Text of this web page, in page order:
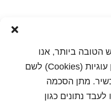
הטובה ביותר, אנו
משתמשים בטכנולוגיות כגון עוגיות (Cookies) לשם
מתן הסכמה
נתונים כגון
שלח לחבר
כל הזכויות שמורות לשראל 2018 | עיצוב ותכנות: סטודיו